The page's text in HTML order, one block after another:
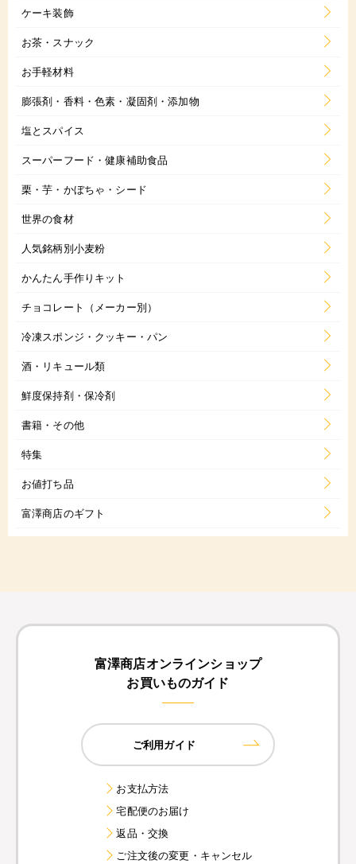
ケーキ装飾
お茶・スナック
お手軽材料
膨張剤・香料・色素・凝固剤・添加物
塩とスパイス
スーパーフード・健康補助食品
栗・芋・かぼちゃ・シード
世界の食材
人気銘柄別小麦粉
かんたん手作りキット
チョコレート（メーカー別）
冷凍スポンジ・クッキー・パン
酒・リキュール類
鮮度保持剤・保冷剤
書籍・その他
特集
お値打ち品
富澤商店のギフト
富澤商店オンラインショップ
お買いものガイド
ご利用ガイド
お支払方法
宅配便のお届け
返品・交換
ご注文後の変更・キャンセル